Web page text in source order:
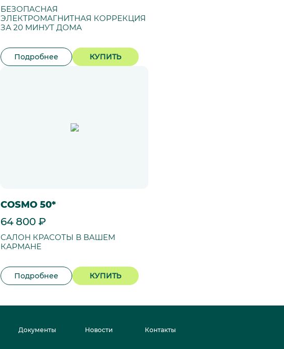
БЕЗОПАСНАЯ
ЭЛЕКТРОМАГНИТНАЯ КОРРЕКЦИЯ
ЗА 20 МИНУТ ДОМА
Подробнее КУПИТЬ
COSMO 50*
64 800 ₽
САЛОН КРАСОТЫ В ВАШЕМ
КАРМАНЕ
Подробнее КУПИТЬ
Документы Новости Контакты